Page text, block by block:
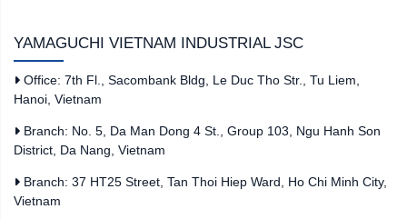
YAMAGUCHI VIETNAM INDUSTRIAL JSC
Office: 7th Fl., Sacombank Bldg, Le Duc Tho Str., Tu Liem,
Hanoi, Vietnam
Branch: No. 5, Da Man Dong 4 St., Group 103, Ngu Hanh Son
District, Da Nang, Vietnam
Branch: 37 HT25 Street, Tan Thoi Hiep Ward, Ho Chi Minh City,
Vietnam